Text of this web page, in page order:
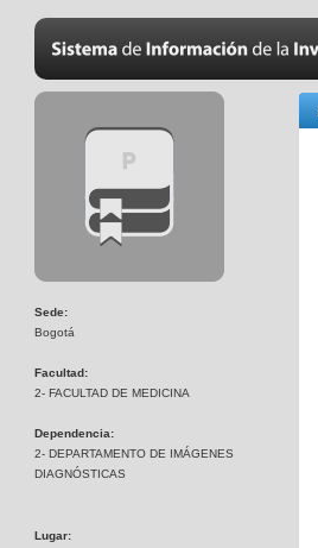
Sede:
Bogotá
Facultad:
2- FACULTAD DE MEDICINA
Dependencia:
2- DEPARTAMENTO DE IMÁGENES
DIAGNÓSTICAS
Lugar: